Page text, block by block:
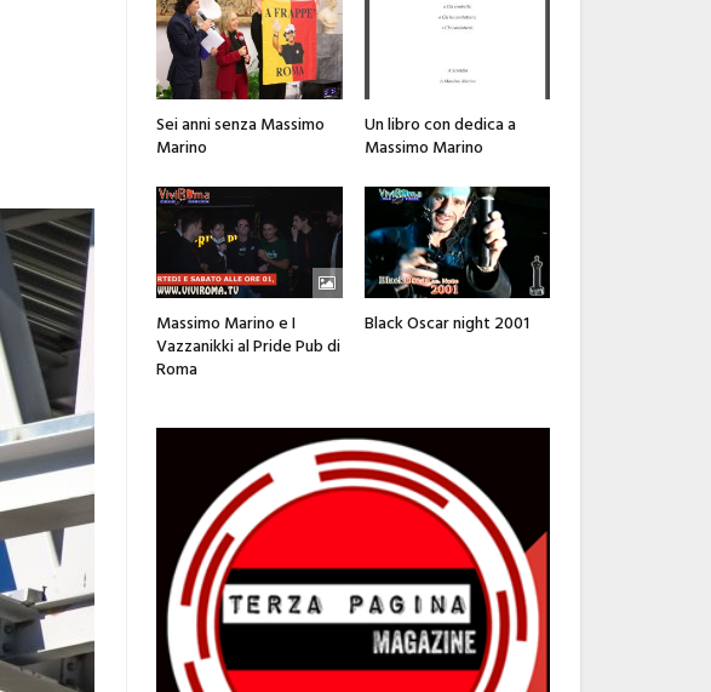
Sei anni senza Massimo
Marino
Un libro con dedica a
Massimo Marino
Massimo Marino e I
Vazzanikki al Pride Pub di
Roma
Black Oscar night 2001